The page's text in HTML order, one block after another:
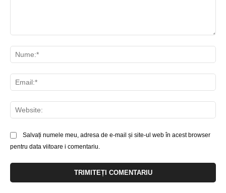
Salvați numele meu, adresa de e-mail și site-ul web în acest browser
pentru data viitoare i comentariu.